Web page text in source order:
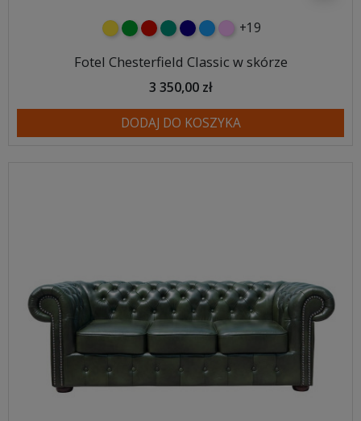
żółtyzielonyczerwony
turkusowy
granatowy
niebieski
różowy
+19
Fotel Chesterfield Classic w skórze
3 350,00 zł
DODAJ DO KOSZYKA